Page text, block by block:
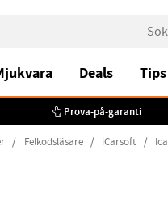
Prova-på-garanti
Deals
Felkodsläsare iCarsoft